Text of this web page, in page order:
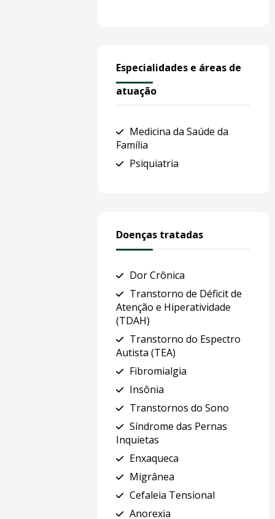
Especialidades e áreas de
atuação
Medicina da Saúde da
Família
Psiquiatria
Doenças tratadas
Dor Crônica
Transtorno de Déficit de
Atenção e Hiperatividade
(TDAH)
Transtorno do Espectro
Autista (TEA)
Fibromialgia
Insônia
Transtornos do Sono
Síndrome das Pernas
Inquietas
Enxaqueca
Migrânea
Cefaleia Tensional
Anorexia